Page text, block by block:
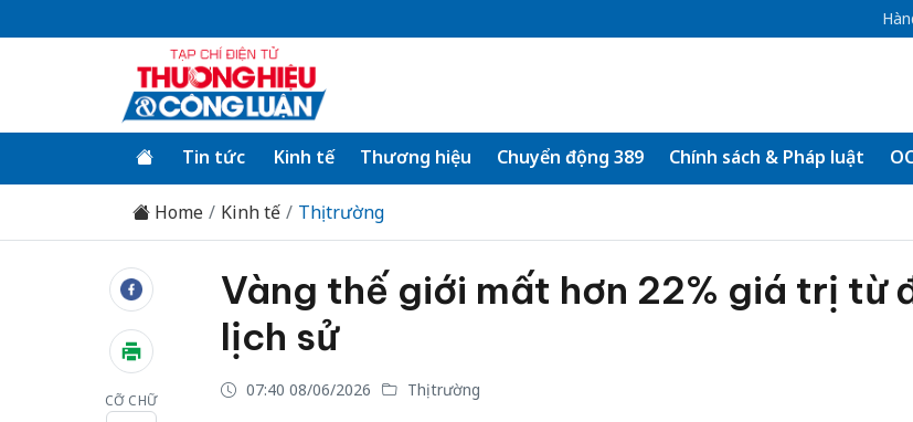
Tin tức Kinh tế Thương hiệu Chuyển động 389 Chính sách & Pháp luật
Home Kinh tế Thị trường
CỠ CHỮ
Vàng thế giới mất hơn 22% giá trị từ
lịch sử
07:40 08/06/2026 Thị trường